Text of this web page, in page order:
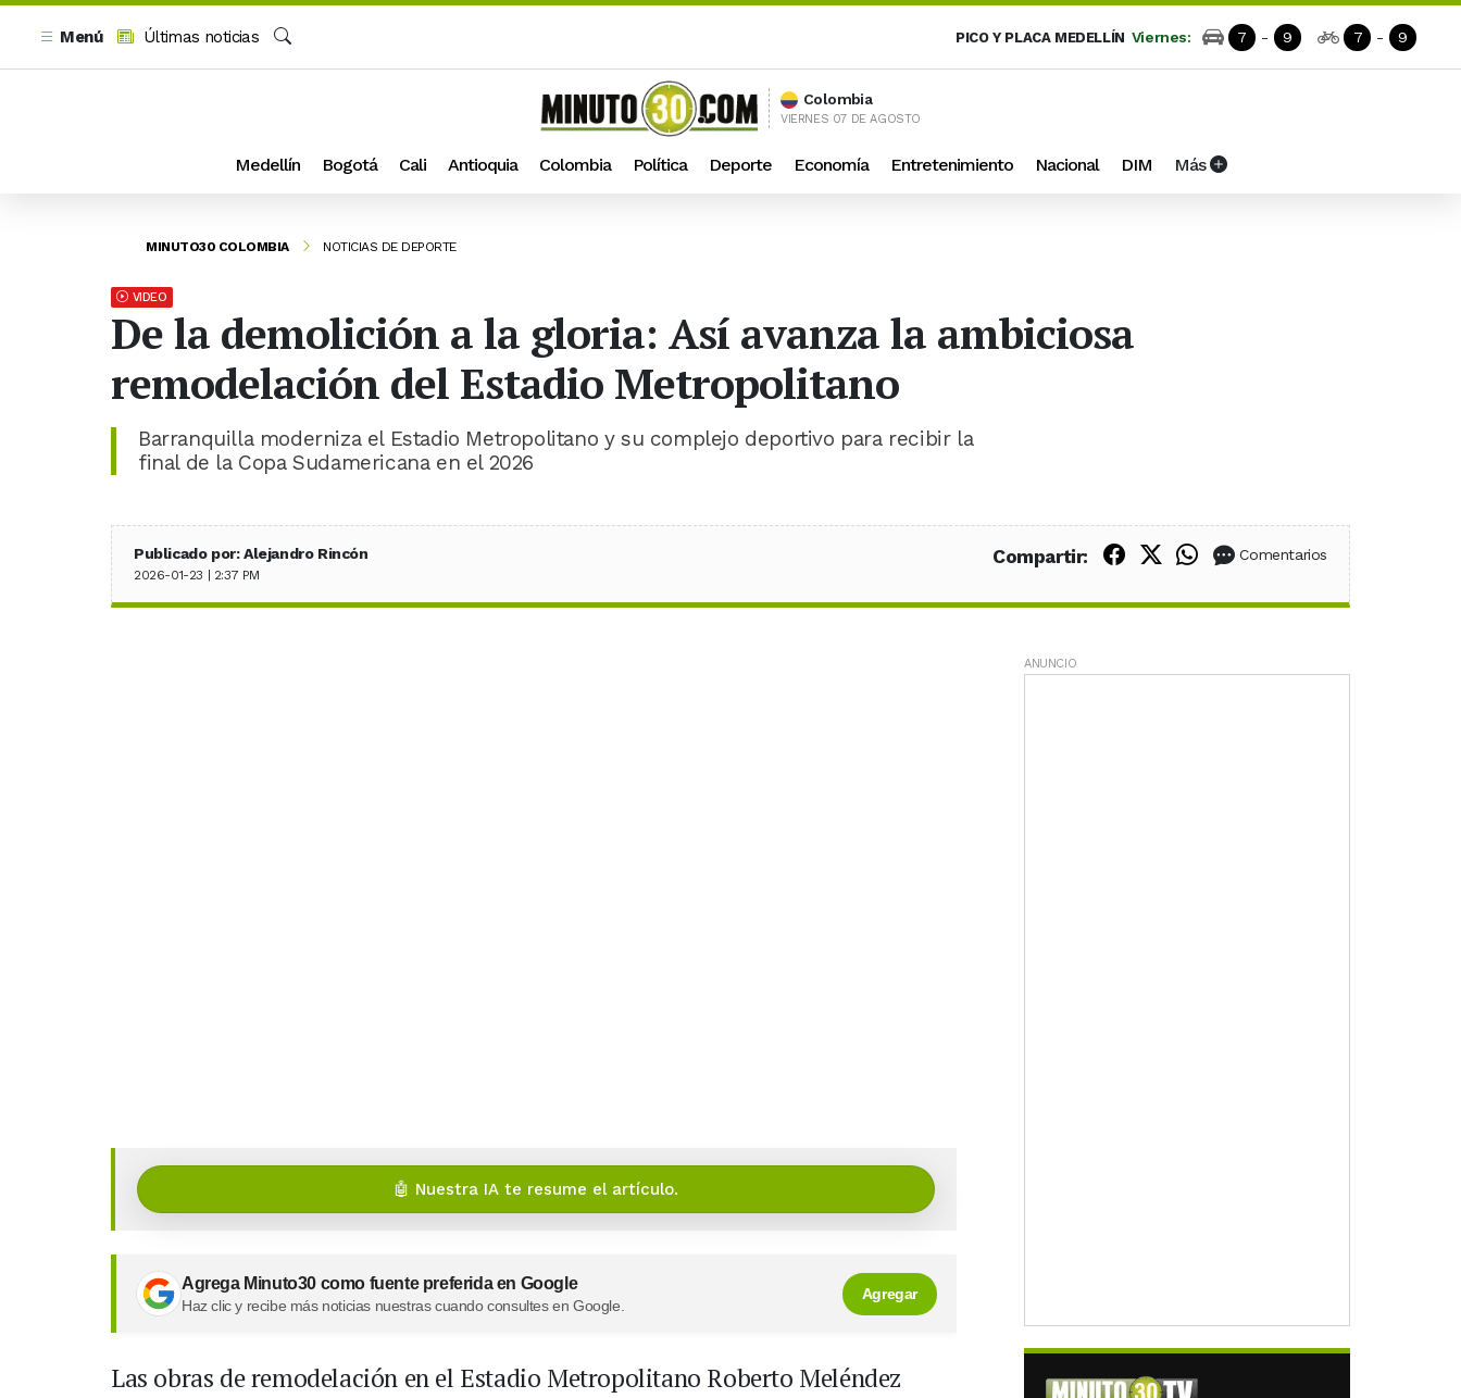
Menú
Últimas noticias
PICO Y PLACA MEDELLÍN Viernes: 7 - 9 7 - 9
Colombia
VIERNES 07 DE AGOSTO
Medellín Bogotá Cali Antioquia Colombia Política Deporte Economía Entretenimiento Nacional DIM Más
MINUTO30 COLOMBIA NOTICIAS DE DEPORTE
VIDEO
De la demolición a la gloria: Así avanza la ambiciosa
remodelación del Estadio Metropolitano
Barranquilla moderniza el Estadio Metropolitano y su complejo deportivo para recibir la
final de la Copa Sudamericana en el 2026
Publicado por: Alejandro Rincón
2026-01-23 | 2:37 PM
Compartir: Compartir en Facebook
Compartir en X (Twitter)
Compartir en WhatsApp
Comentarios
🤖 Nuestra IA te resume el artículo.
Agrega Minuto30 como fuente preferida en Google
Haz clic y recibe más noticias nuestras cuando consultes en Google.
Agregar
Las obras de remodelación en el Estadio Metropolitano Roberto Meléndez
ANUNCIO